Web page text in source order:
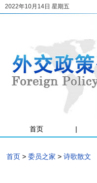
2022年10月14日 星期五
首页 |
首页 > 委员之家 > 诗歌散文